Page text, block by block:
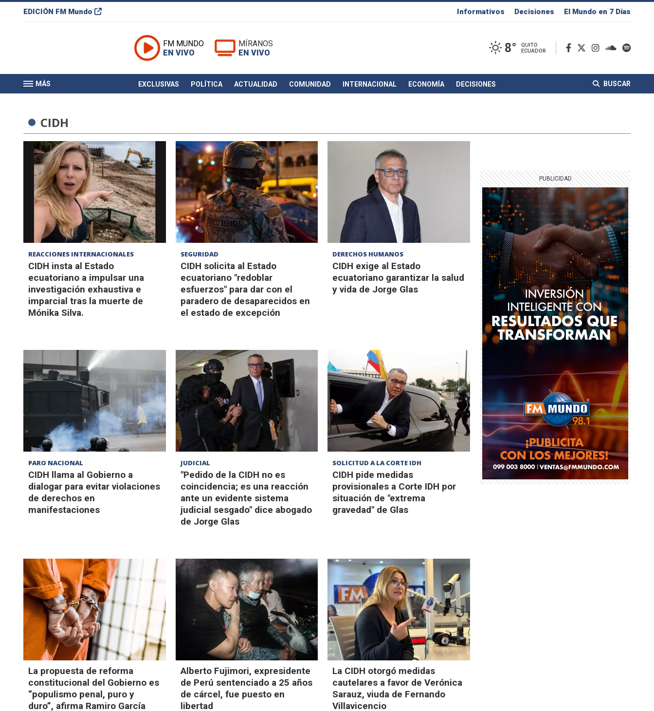
EDICIÓN FM Mundo Informativos Decisiones El Mundo en 7 Días
FM MUNDO
EN VIVO
MÍRANOS
EN VIVO
8°
QUITO
ECUADOR
MÁS EXCLUSIVAS POLÍTICA ACTUALIDAD COMUNIDAD INTERNACIONAL ECONOMÍA DECISIONES BUSCAR
CIDH
REACCIONES INTERNACIONALES
CIDH insta al Estado
ecuatoriano a impulsar una
investigación exhaustiva e
imparcial tras la muerte de
Mónika Silva.
SEGURIDAD
CIDH solicita al Estado
ecuatoriano "redoblar
esfuerzos" para dar con el
paradero de desaparecidos en
el estado de excepción
DERECHOS HUMANOS
CIDH exige al Estado
ecuatoriano garantizar la salud
y vida de Jorge Glas
PARO NACIONAL
CIDH llama al Gobierno a
dialogar para evitar violaciones
de derechos en
manifestaciones
JUDICIAL
"Pedido de la CIDH no es
coincidencia; es una reacción
ante un evidente sistema
judicial sesgado" dice abogado
de Jorge Glas
SOLICITUD A LA CORTE IDH
CIDH pide medidas
provisionales a Corte IDH por
situación de "extrema
gravedad" de Glas
La propuesta de reforma
constitucional del Gobierno es
“populismo penal, puro y
duro”, afirma Ramiro García
Alberto Fujimori, expresidente
de Perú sentenciado a 25 años
de cárcel, fue puesto en
libertad
La CIDH otorgó medidas
cautelares a favor de Verónica
Sarauz, viuda de Fernando
Villavicencio